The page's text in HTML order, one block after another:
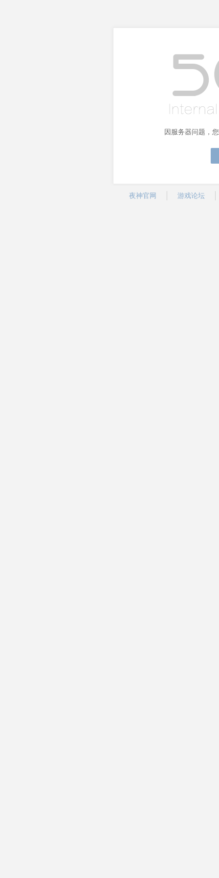
因服务器问题，
夜神官网 游戏论坛